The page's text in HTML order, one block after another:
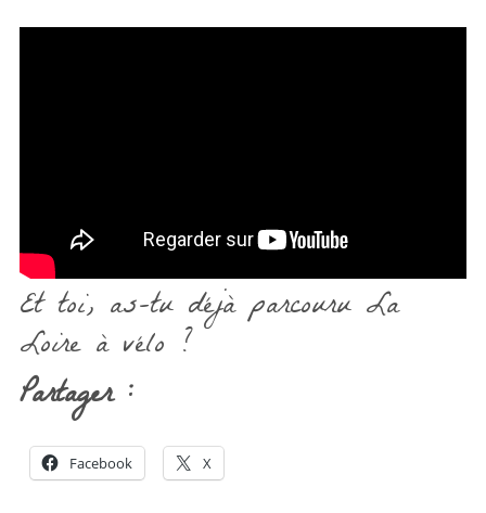
Et toi, as-tu déjà parcouru La
Loire à vélo ?
Partager :
Facebook X